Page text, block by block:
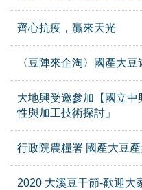
齊心抗疫，贏來天光
〈豆陣來企淘〉國產大
大地興受邀參加【國立
性與加工技術探討」
行政院農糧署 國產大豆
2020 大溪豆干節-歡迎大